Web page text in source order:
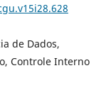
de Dados,
Controle Interno